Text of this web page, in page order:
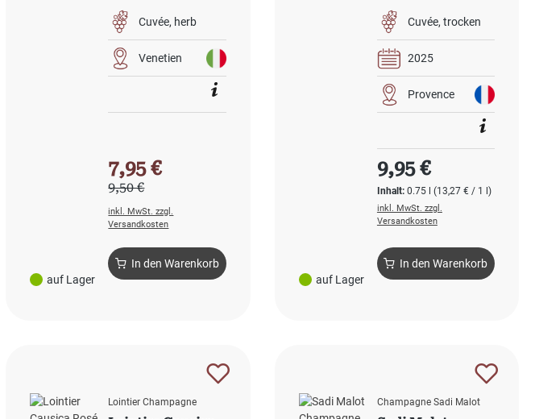
auf Lager
Cuvée herb
Venetien
Inhalt: 0.75 l (10,60 € / 1 l)
Verkaufspreis:
7,95 €
Regulärer Preis:
9,50 €
inkl. MwSt. zzgl.
Versandkosten
In den Warenkorb
auf Lager
Cuvée trocken
2025
Provence
Inhalt: 0.75 l (13,27 € / 1 l)
Regulärer Preis:
9,95 €
inkl. MwSt. zzgl.
Versandkosten
In den Warenkorb
Lointier Champagne Champagne Sadi Malot